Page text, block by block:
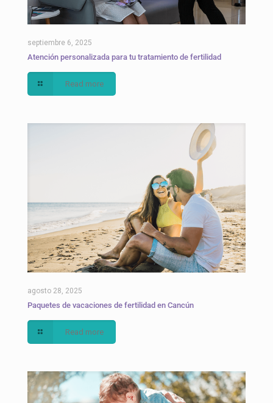
septiembre 6, 2025
Atención personalizada para tu tratamiento de fertilidad
Read more
agosto 28, 2025
Paquetes de vacaciones de fertilidad en Cancún
Read more